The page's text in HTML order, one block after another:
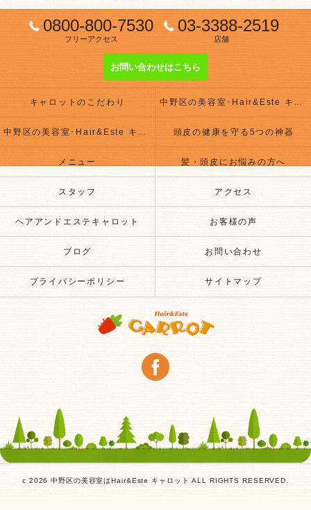
0800-800-7530
フリーアクセス
03-3388-2519
店舗
お問い合わせはこちら
キャロットのこだわり 中野区の美容室･Hair&Este キャロットの評判
中野区の美容室･Hair&Este キャロットのお客様の声 頭皮の健康を守る5つの神器
メニュー 髪・頭皮にお悩みの方へ
スタッフ アクセス
ヘアアンドエステキャロット お客様の声
ブログ お問い合わせ
プライバシーポリシー サイトマップ
c 2026 中野区の美容室はHair&Este キャロット ALL RIGHTS RESERVED.